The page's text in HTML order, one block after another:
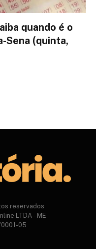
quando é o
Sena (quinta,
reservados
LTDA – ME
05